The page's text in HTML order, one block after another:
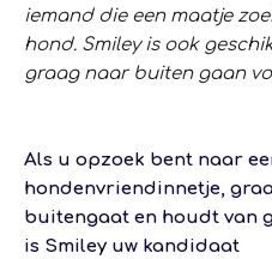
iemand die een maatje
hond. Smiley is ook
graag naar buiten gaan
Als u opzoek bent naar
hondenvriendinnetje,
buitengaat en houdt van
is Smiley uw kandidaat